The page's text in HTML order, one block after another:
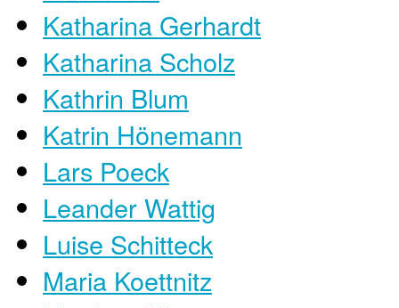
Katharina Gerhardt
Katharina Scholz
Kathrin Blum
Katrin Hönemann
​Lars Poeck
Leander Wattig
Luise Schitteck
Maria Koettnitz